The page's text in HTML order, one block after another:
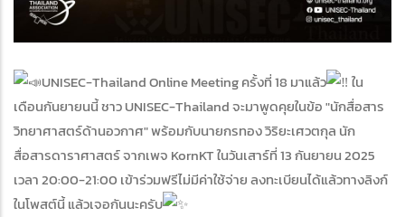
UNISEC-Thailand Online Meeting ครั้งที่ 18 มาแล้ว
ใน
เดือนกันยายนนี้ ชาว UNISEC-Thailand จะมาพูดคุยในข้อ "นักสื่อสาร
วิทยาศาสตร์ด้านอวกาศ" พร้อมกับนายกรทอง วิริยะเศวตกุล นัก
สื่อสารดาราศาสตร์ จากเพจ KornKT ในวันเสาร์ที่ 13 กันยายน 2025
เวลา 20:00-21:00 เข้าร่วมฟรีไม่มีค่าใช้จ่าย ลงทะเบียนได้แล้วทางลิงก์
ในโพสต์นี้ แล้วเจอกันนะครับ